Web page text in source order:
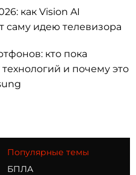
как Vision AI
саму идею телевизора
кто пока
и почему это
Популярные темы
БПЛА